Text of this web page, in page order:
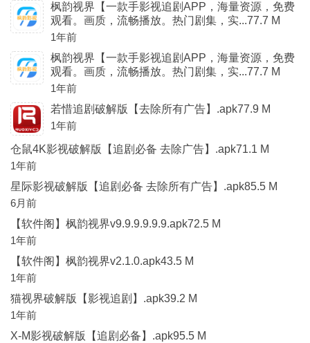
枫韵视界【一款手影视追剧APP，海量资源，免费
观看。画质，流畅播放。热门剧集，实...77.7 M
1年前
枫韵视界【一款手影视追剧APP，海量资源，免费
观看。画质，流畅播放。热门剧集，实...77.7 M
1年前
若惜追剧破解版【去除所有广告】.apk77.9 M
1年前
仓鼠4K影视破解版【追剧必备 去除广告】.apk71.1 M
1年前
星际影视破解版【追剧必备 去除所有广告】.apk85.5 M
6月前
【软件阁】枫韵视界v9.9.9.9.9.9.apk72.5 M
1年前
【软件阁】枫韵视界v2.1.0.apk43.5 M
1年前
猫视界破解版【影视追剧】.apk39.2 M
1年前
X-M影视破解版【追剧必备】.apk95.5 M